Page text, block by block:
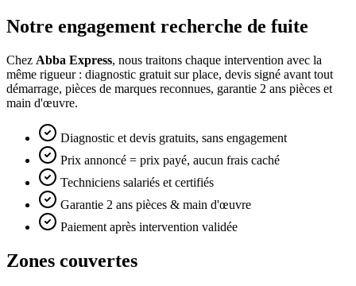
Notre engagement recherche de fuite
Chez Abba Express, nous traitons chaque intervention avec la
même rigueur : diagnostic gratuit sur place, devis signé avant tout
démarrage, pièces de marques reconnues, garantie 2 ans pièces et
main d'œuvre.
Diagnostic et devis gratuits, sans engagement
Prix annoncé = prix payé, aucun frais caché
Techniciens salariés et certifiés
Garantie 2 ans pièces & main d'œuvre
Paiement après intervention validée
Zones couvertes